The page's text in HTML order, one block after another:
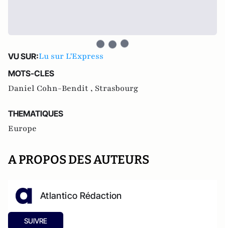
VU SUR:Lu sur L'Express
MOTS-CLES
Daniel Cohn-Bendit , Strasbourg
THEMATIQUES
Europe
A PROPOS DES AUTEURS
Atlantico Rédaction
SUIVRE